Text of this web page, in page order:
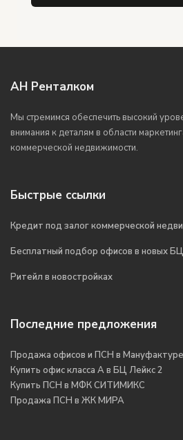
АН Ренталком
Мы стремимся обеспечить высокий
внимания к деталям в области
коммерческой недвижимости.
Быстрые ссылки
Кредит под залог коммерческой
Бесплатный подбор офисов в новых
Ритейл в новостройках
Последние предложения
Продажа офисов и ПСН в
Купить офис класса А в БЦ Лейкс 2
Купить ПСН в МФК СИТИМИКС
Продажа ПСН в ЖК МИРА